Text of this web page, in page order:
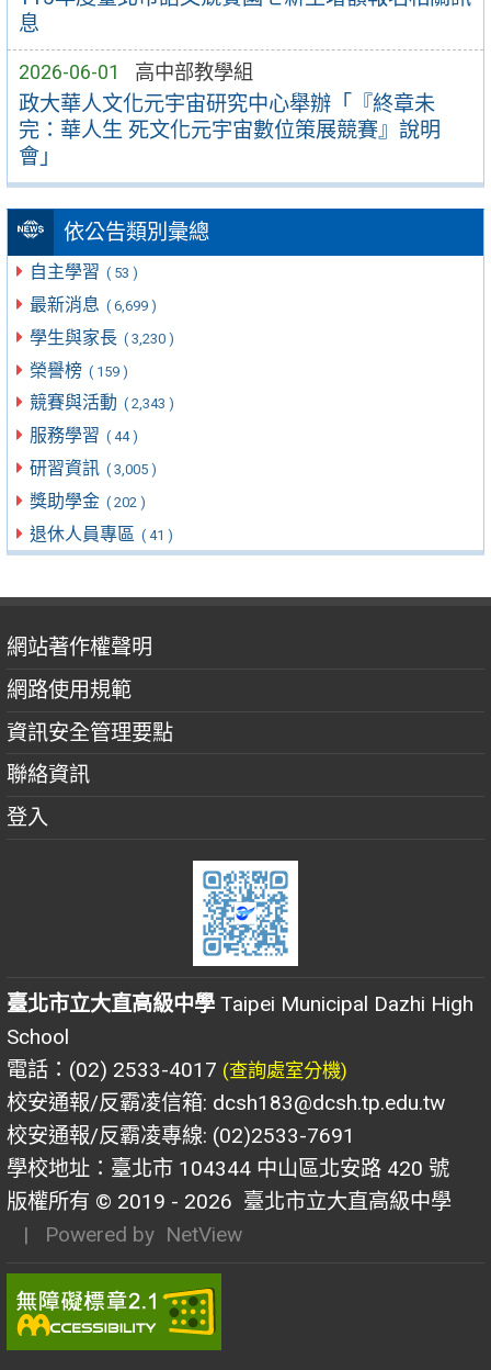
息
2026-06-01 高中部教學組
政大華人文化元宇宙研究中心舉辦「『終章未
完：華人生 死文化元宇宙數位策展競賽』說明
會」
依公告類別彙總
自主學習 ( 53 )
最新消息 ( 6,699 )
學生與家長 ( 3,230 )
榮譽榜 ( 159 )
競賽與活動 ( 2,343 )
服務學習 ( 44 )
研習資訊 ( 3,005 )
獎助學金 ( 202 )
退休人員專區 ( 41 )
網站著作權聲明
網路使用規範
資訊安全管理要點
聯絡資訊
登入
臺北市立大直高級中學 Taipei Municipal Dazhi High
School
電話：(02) 2533-4017 (查詢處室分機)
校安通報/反霸凌信箱: dcsh183@dcsh.tp.edu.tw
校安通報/反霸凌專線: (02)2533-7691
學校地址：臺北市 104344 中山區北安路 420 號
版權所有 © 2019 - 2026 臺北市立大直高級中學
| Powered by NetView